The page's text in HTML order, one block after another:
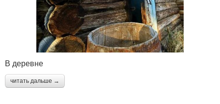
В деревне
читать дальше →